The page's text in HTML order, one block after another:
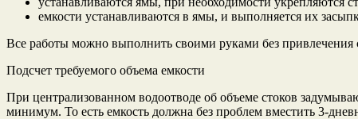
емкости устанавливаются в ямы, и выполняется их
Все работы можно выполнить своими руками без привлечения
Подсчет требуемого объема емкости
При централизованном водоотводе об объеме стоков
минимум. То есть емкость должна без проблем вместить 3-